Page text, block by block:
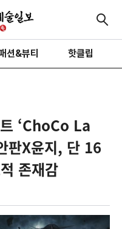
션&뷰티 핫클립
‘ChoCo La
판X윤지, 단 16
존재감